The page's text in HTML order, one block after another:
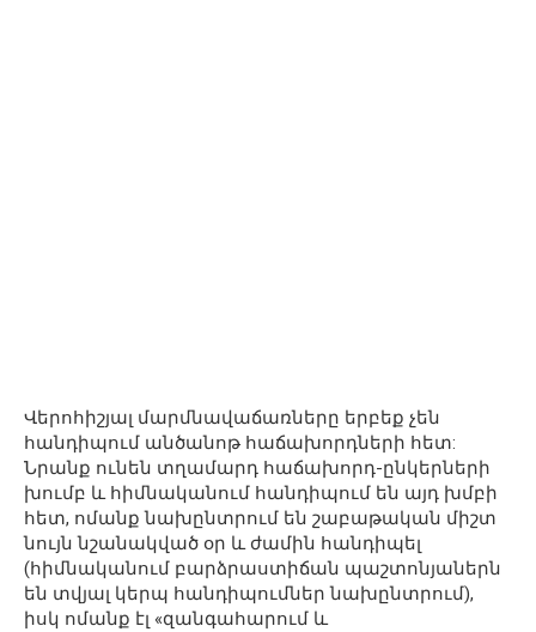
Վերոհիշյալ մարմնավաճառները երբեք չեն
հանդիպում անծանոթ հաճախորդների հետ:
Նրանք ունեն տղամարդ հաճախորդ-ընկերների
խումբ և հիմնականում հանդիպում են այդ խմբի
հետ, ոմանք նախընտրում են շաբաթական միշտ
նույն նշանակված օր և ժամին հանդիպել
(հիմնականում բարձրաստիճան պաշտոնյաներն
են տվյալ կերպ հանդիպումներ նախընտրում),
իսկ ոմանք էլ «զանգահարում և